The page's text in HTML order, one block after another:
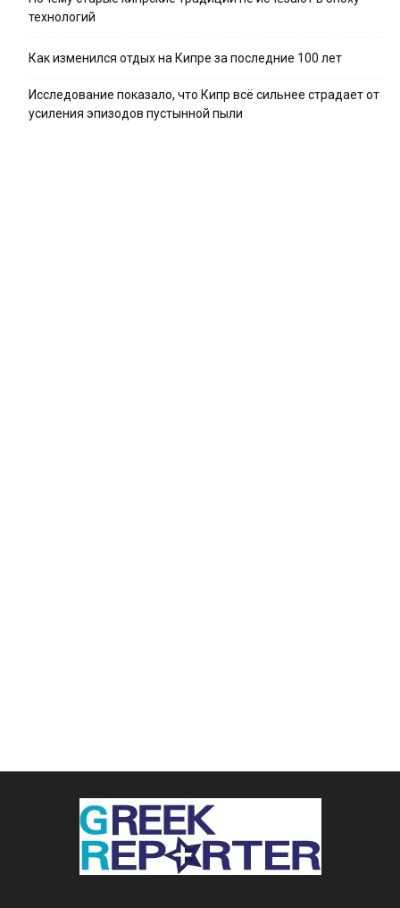
технологий
Как изменился отдых на Кипре за последние 100 лет
Исследование показало, что Кипр всё сильнее страдает от
усиления эпизодов пустынной пыли